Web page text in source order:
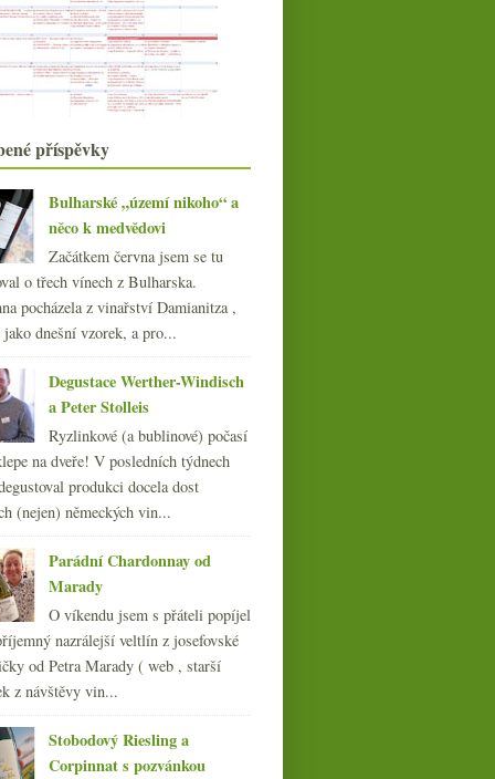
Sémillon z Bordeaux, ...
International Wine Show nejen se
Slovinskem
Hodnocení vína je hovadina
Bubliny na lepší paměť
poměrem ceny ke kv...
Utíká to rychle s RP a křečkem
Šestice vín od Petra Kočaříka
ročníku 2011
Dva ryzlinky a šardonka z Valtické
od Reistenu
Sherry, Manzanilla a Montilla s
lahví muškátu
Nový Vinograf & proč se stát
sommeliérem
Chřest, holandská omáčka a
Champagne kurz
dubna(21)
března(21)
února(20)
ledna(22)
(254)
(252)
(249)
(249)
(270)
(108)
příspěvky
Bulharské „území nikoho“ a
něco k medvědovi
Začátkem června jsem se tu
o třech vínech z Bulharska.
pocházela z vinařství Damianitza ,
jako dnešní vzorek, a pro...
Degustace Werther-Windisch
a Peter Stolleis
Ryzlinkové (a bublinové) počasí
na dveře! V posledních týdnech
produkci docela dost
(nejen) německých vin...
Parádní Chardonnay od
Marady
O víkendu jsem s přáteli popíjel
nazrálejší veltlín z josefovské
od Petra Marady ( web , starší
z návštěvy vin...
Stobodový Riesling a
Corpinnat s pozvánkou